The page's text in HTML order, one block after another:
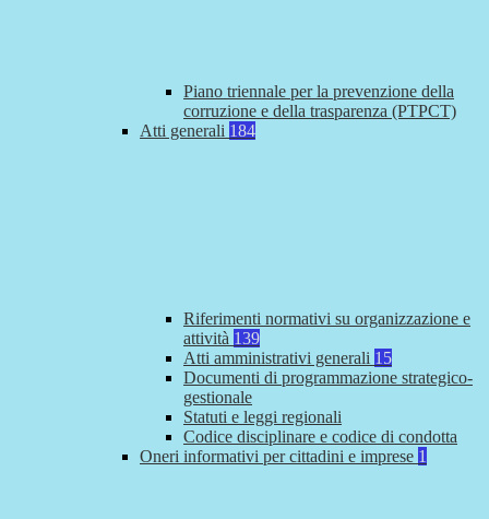
Piano triennale per la prevenzione della
corruzione e della trasparenza (PTPCT)
Atti generali 184
Riferimenti normativi su organizzazione e
attività 139
Atti amministrativi generali 15
Documenti di programmazione strategico-
gestionale
Statuti e leggi regionali
Codice disciplinare e codice di condotta
Oneri informativi per cittadini e imprese 1